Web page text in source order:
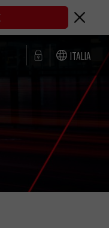
Italia